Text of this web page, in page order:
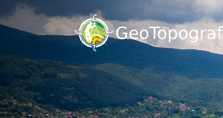
conteúdo